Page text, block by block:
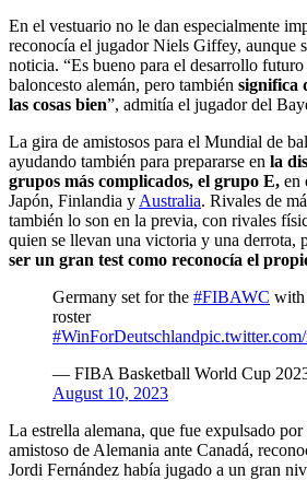
En el vestuario no le dan especialmente
reconocía el jugador Niels Giffey, aunque
noticia. “Es bueno para el desarrollo
baloncesto alemán, pero también significa
las cosas bien”, admitía el jugador del
La gira de amistosos para el Mundial de
ayudando también para prepararse en la
grupos más complicados, el grupo E, en
Japón, Finlandia yAustralia. Rivales de
también lo son en la previa, con rivales
quien se llevan una victoria y una derrota,
ser un gran test como reconocía el
Germany set for the #FIBAWC with
roster
#WinForDeutschland
— FIBA Basketball World Cup
August 10, 2023
La estrella alemana, que fue expulsado
amistoso de Alemania ante Canadá,
Jordi Fernández había jugado a un gran